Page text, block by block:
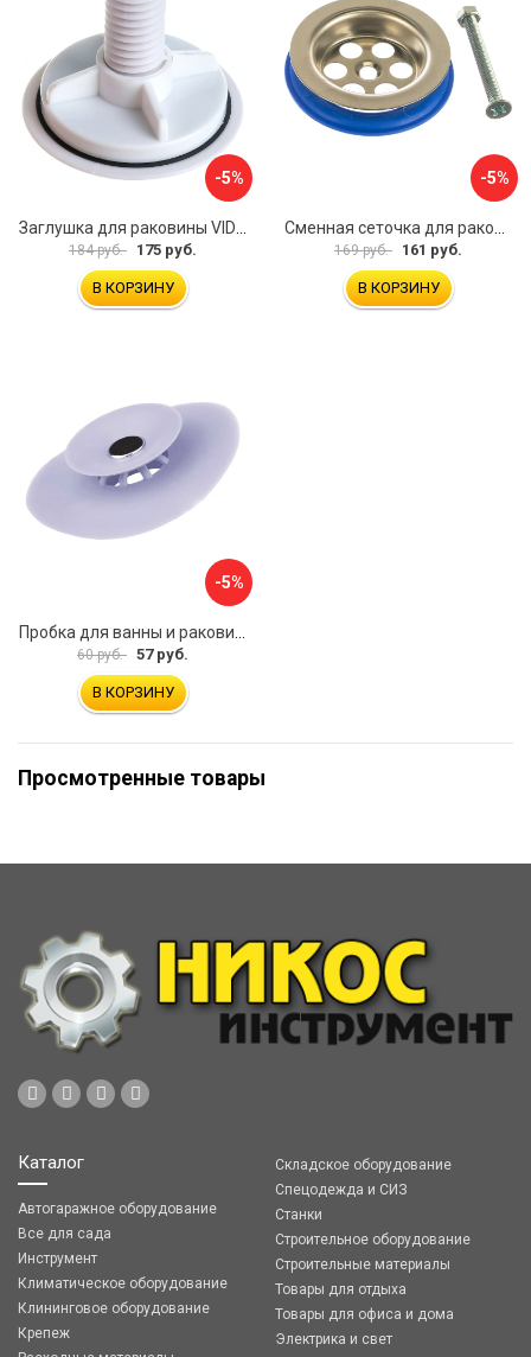
-5%
184 руб. 175 руб.
В КОРЗИНУ
-5%
169 руб. 161 руб.
В КОРЗИНУ
-5%
60 руб. 57 руб.
В КОРЗИНУ
Просмотренные товары
Каталог
Автогаражное оборудование
Все для сада
Инструмент
Климатическое оборудование
Клининговое оборудование
Крепеж
Складское оборудование
Спецодежда и СИЗ
Станки
Строительное оборудование
Строительные материалы
Товары для отдыха
Товары для офиса и дома
Электрика и свет